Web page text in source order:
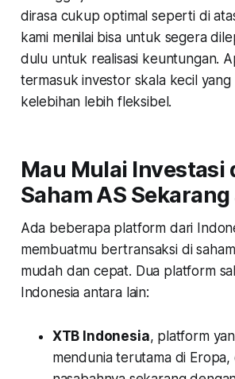
dirasa cukup optimal seperti di
kami menilai bisa untuk segera
dulu untuk realisasi keuntungan.
termasuk investor skala kecil yang
kelebihan lebih fleksibel.
Mau Mulai Investasi
Saham AS
Ada beberapa platform dari
membuatmu bertransaksi di
mudah dan cepat. Dua platform
Indonesia antara lain:
XTB Indonesia, platform
mendunia terutama di Eropa,